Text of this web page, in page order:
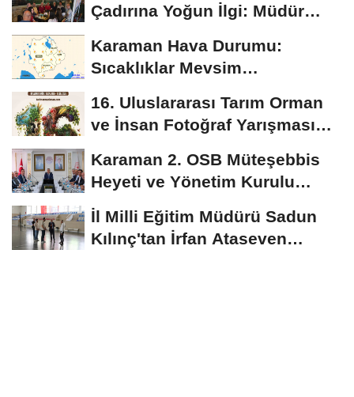
Çadırına Yoğun İlgi: Müdür
Karaman Hava Durumu:
Sıcaklıklar Mevsim
Seyredecek
16. Uluslararası Tarım Orman
ve İnsan Fotoğraf Yarışması
Karaman 2. OSB Müteşebbis
Heyeti ve Yönetim Kurulu
Toplantısı Gerçekleştirildi
İl Milli Eğitim Müdürü Sadun
Kılınç'tan İrfan Ataseven